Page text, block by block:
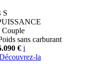
S
Couple
sans carburant
€ i
la